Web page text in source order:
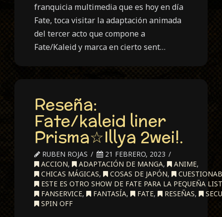
franquicia multimedia que es hoy en día
Fate, toca visitar la adaptación animada
del tercer acto que compone a
Fate/Kaleid y marca en cierto sent…
Reseña:
Fate/kaleid liner
Prisma☆Illya 2wei!.
RUBEN ROJAS
21 FEBRERO, 2023
ACCION, ADAPTACIÓN DE MANGA, ANIME,
CHICAS MÁGICAS, COSAS DE JAPÓN,
ESTE ES OTRO SHOW DE FATE PARA LA PEQUEÑA
FANSERVICE, FANTASÍA, FATE, RESEÑAS,
SPIN OFF